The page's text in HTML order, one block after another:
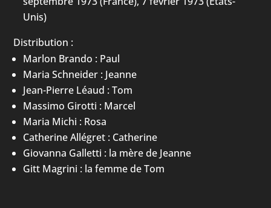
Unis)
Distribution :
Marlon Brando : Paul
Maria Schneider : Jeanne
Jean-Pierre Léaud : Tom
Massimo Girotti : Marcel
Maria Michi : Rosa
Catherine Allégret : Catherine
Giovanna Galletti : la mère de Jeanne
Gitt Magrini : la femme de Tom